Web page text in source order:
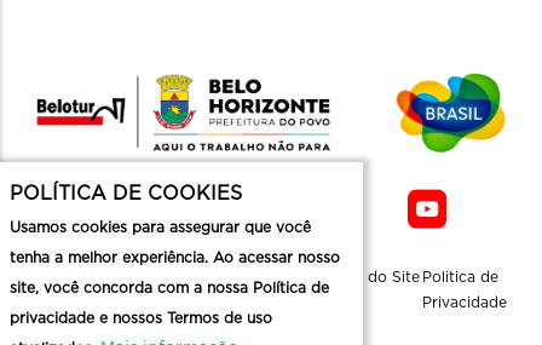
Mapa do Site Politica de
Privacidade
POLÍTICA DE COOKIES
Usamos cookies para assegurar que você
tenha a melhor experiência. Ao acessar nosso
site, você concorda com a nossa Política de
privacidade e nossos Termos de uso